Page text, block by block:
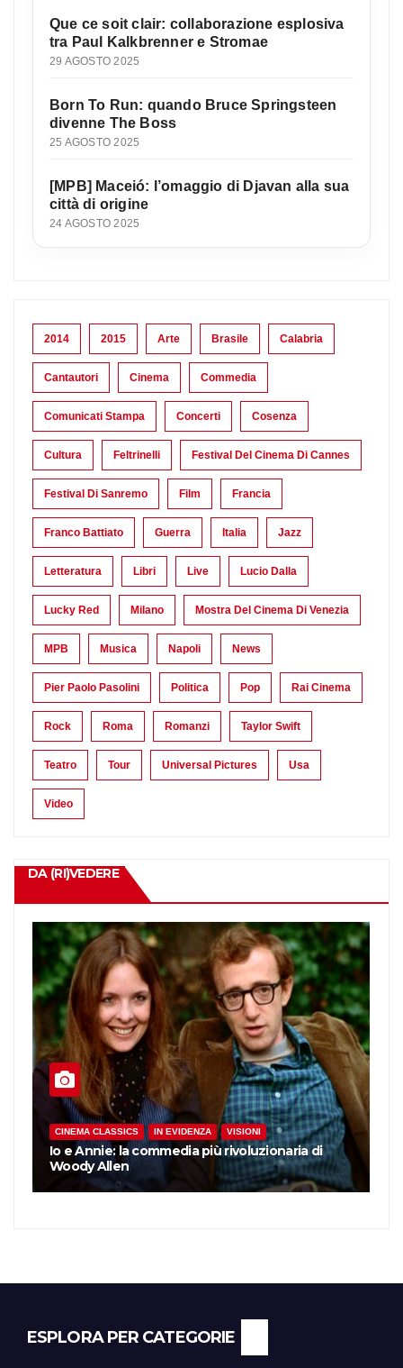
Que ce soit clair: collaborazione esplosiva
tra Paul Kalkbrenner e Stromae
29 AGOSTO 2025
Born To Run: quando Bruce Springsteen
divenne The Boss
25 AGOSTO 2025
[MPB] Maceió: l’omaggio di Djavan alla sua
città di origine
24 AGOSTO 2025
2014 2015 Arte Brasile Calabria
Cantautori Cinema Commedia
Comunicati Stampa Concerti Cosenza
Cultura Feltrinelli Festival Del Cinema Di Cannes
Festival Di Sanremo Film Francia
Franco Battiato Guerra Italia Jazz
Letteratura Libri Live Lucio Dalla
Lucky Red Milano Mostra Del Cinema Di Venezia
MPB Musica Napoli News
Pier Paolo Pasolini Politica Pop Rai Cinema
Rock Roma Romanzi Taylor Swift
Teatro Tour Universal Pictures Usa
Video
DA (RI)VEDERE
CINEMA CLASSICS IN EVIDENZA VISIONI
Io e Annie: la commedia più rivoluzionaria di
Woody Allen
ESPLORA PER CATEGORIE